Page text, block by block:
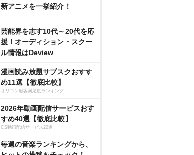
新アニメを一挙紹介！
芸能界を志す10代～20代を応
援！オーディション・スクー
ル情報はDeview
漫画読み放題サブスクおすす
め11選【徹底比較】
オリコン顧客満足度ランキング
2026年動画配信サービスおす
すめ40選【徹底比較】
CS動画配信サービス20選
毎週の音楽ランキングから、